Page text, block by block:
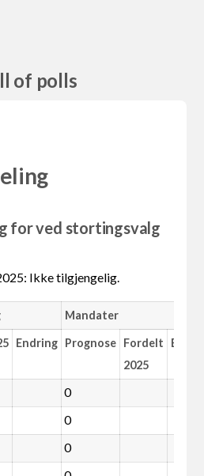
of polls
for ved stortingsvalg
Ikke tilgjengelig.
Mandater
Endring Prognose Fordelt
2025
0
0
0